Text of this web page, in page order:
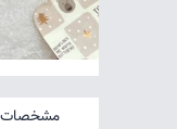
مشخصات